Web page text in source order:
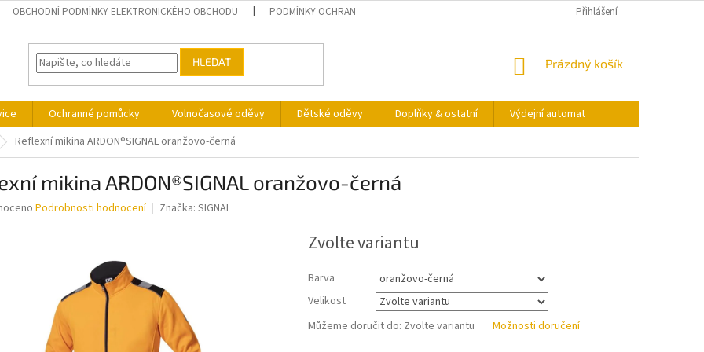
OBCHODNÍ PODMÍNKY ELEKTRONICKÉHO OBCHODU PODMÍNKY OCHRANY OSOBNÍCH ÚDAJŮ VÝDEJNÍ AUTOMAT
Přihlášení
HLEDAT
NÁKUPNÍ
Prázdný košík
Ochranné pomůcky Volnočasové oděvy Dětské oděvy Doplňky & ostatní
Výdejní automat
Reflexní mikina ARDON®SIGNAL oranžovo-černá
mikina ARDON®SIGNAL oranžovo-černá
Podrobnosti hodnocení Značka: SIGNAL
Zvolte variantu
Barva
Velikost
Můžeme doručit do: Zvolte variantu Možnosti doručení